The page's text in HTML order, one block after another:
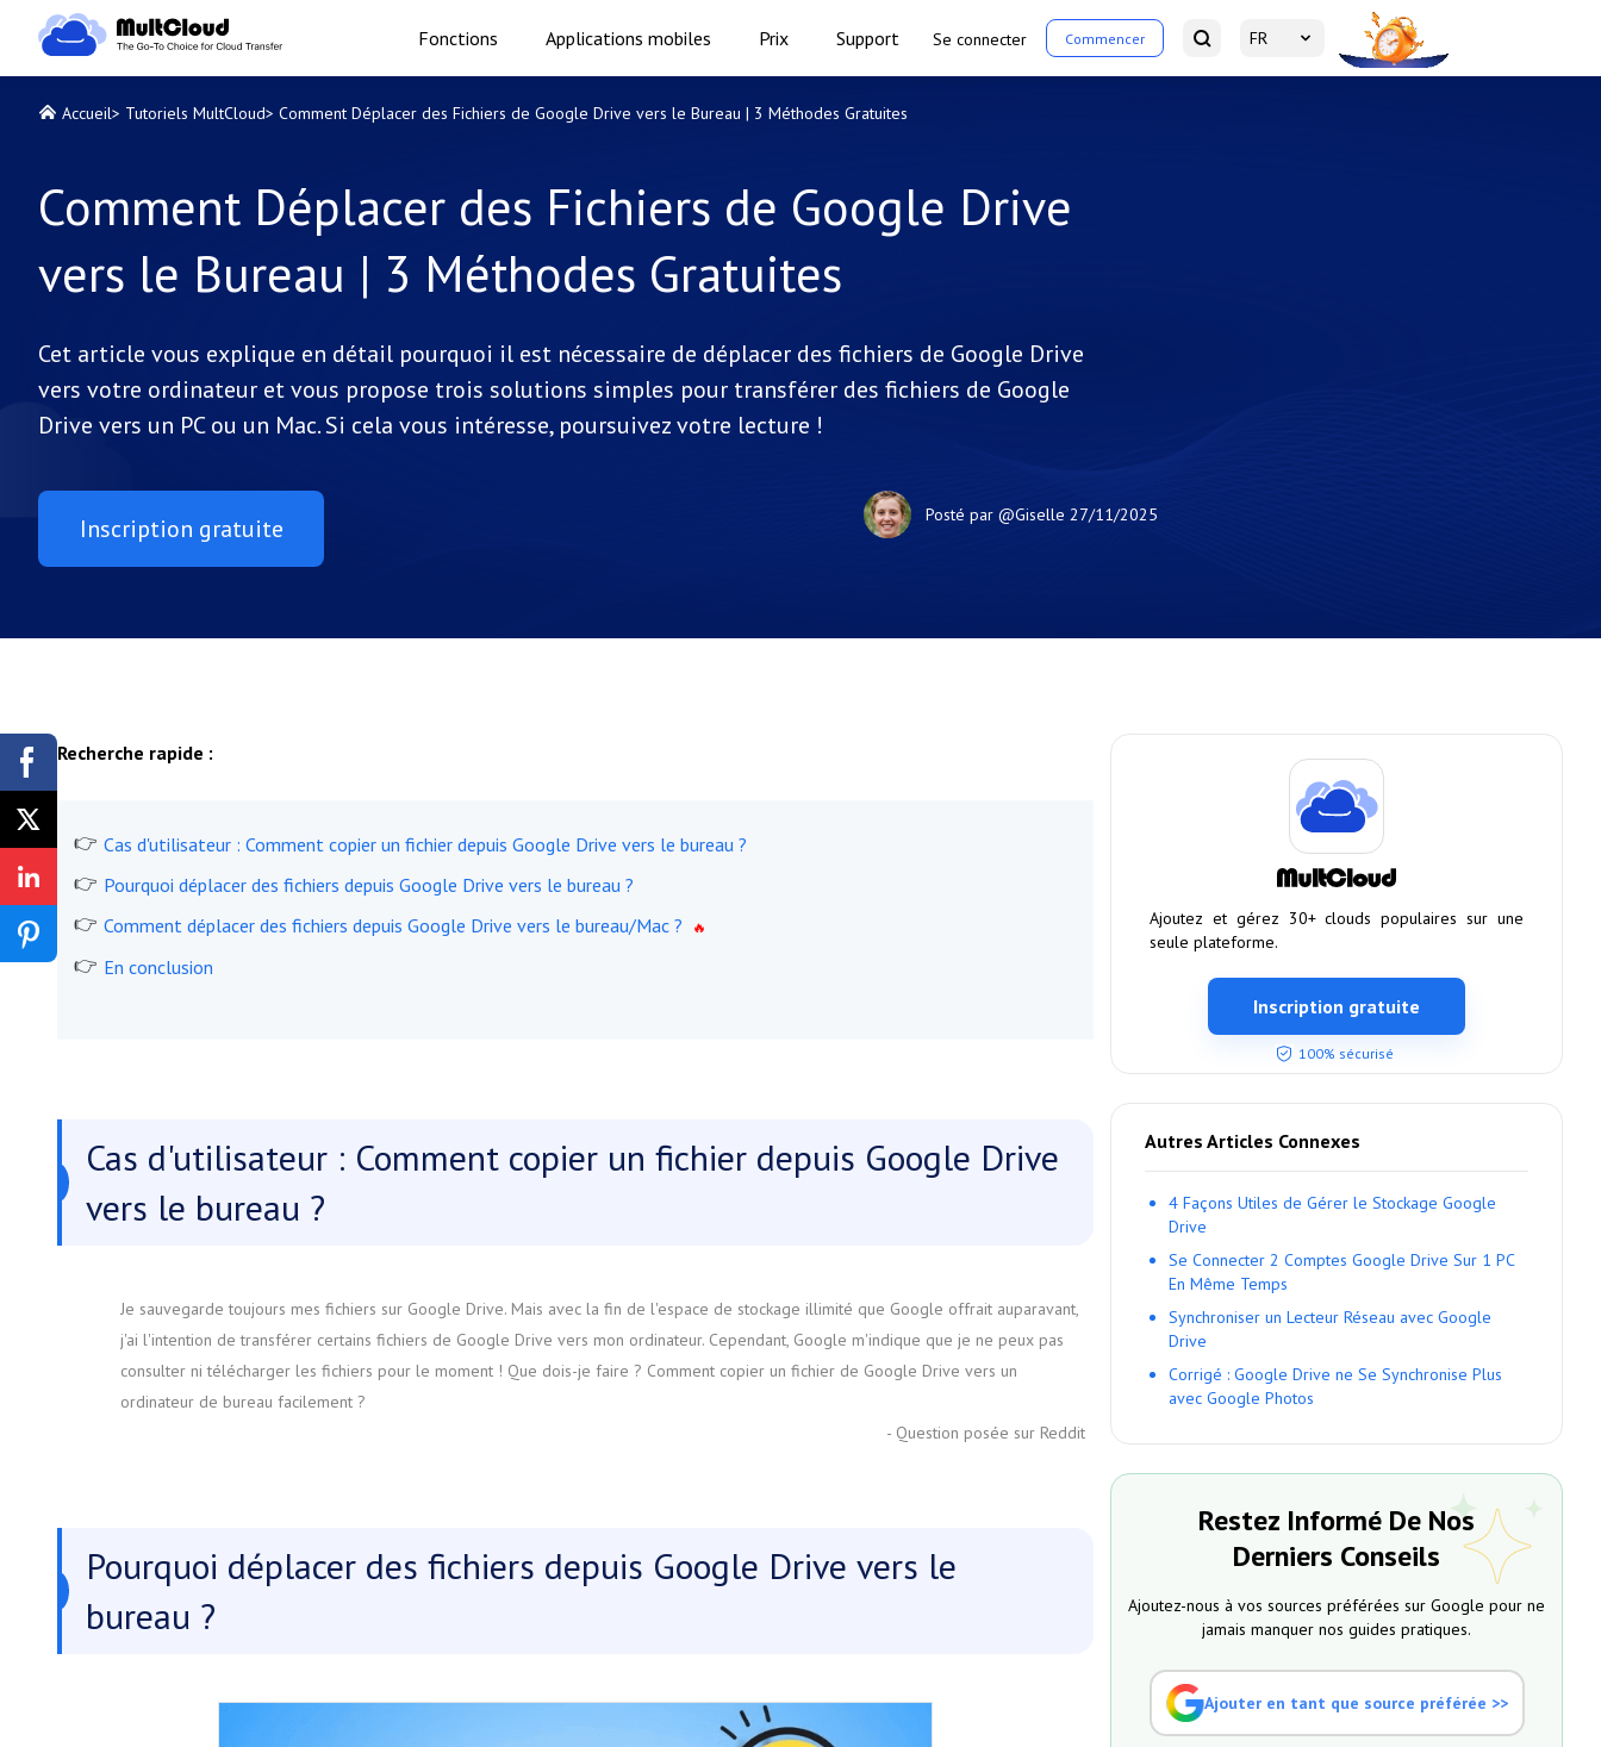
Fonctions Applications mobiles Prix Support Se connecter Commencer FR
Accueil> Tutoriels MultCloud> Comment Déplacer des Fichiers de Google Drive vers le Bureau | 3 Méthodes Gratuites
Comment Déplacer des Fichiers de Google Drive
vers le Bureau | 3 Méthodes Gratuites
Cet article vous explique en détail pourquoi il est nécessaire de déplacer des fichiers de Google Drive
vers votre ordinateur et vous propose trois solutions simples pour transférer des fichiers de Google
Drive vers un PC ou un Mac. Si cela vous intéresse, poursuivez votre lecture !
Inscription gratuite Posté par @Giselle 27/11/2025
Recherche rapide :
Cas d'utilisateur : Comment copier un fichier depuis Google Drive vers le bureau ?
Pourquoi déplacer des fichiers depuis Google Drive vers le bureau ?
Comment déplacer des fichiers depuis Google Drive vers le bureau/Mac ?
En conclusion
Cas d'utilisateur : Comment copier un fichier depuis Google Drive
vers le bureau ?
Je sauvegarde toujours mes fichiers sur Google Drive. Mais avec la fin de l'espace de stockage illimité que Google offrait auparavant,
j'ai l'intention de transférer certains fichiers de Google Drive vers mon ordinateur. Cependant, Google m'indique que je ne peux pas
consulter ni télécharger les fichiers pour le moment ! Que dois-je faire ? Comment copier un fichier de Google Drive vers un
ordinateur de bureau facilement ?
- Question posée sur Reddit
Pourquoi déplacer des fichiers depuis Google Drive vers le
bureau ?
Ajoutez et gérez 30+ clouds populaires sur une
seule plateforme.
Inscription gratuite
100% sécurisé
Autres Articles Connexes
4 Façons Utiles de Gérer le Stockage Google
Drive
Se Connecter 2 Comptes Google Drive Sur 1 PC
En Même Temps
Synchroniser un Lecteur Réseau avec Google
Drive
Corrigé : Google Drive ne Se Synchronise Plus
avec Google Photos
Restez Informé De Nos
Derniers Conseils
Ajoutez-nous à vos sources préférées sur Google pour ne
jamais manquer nos guides pratiques.
Ajouter en tant que source préférée >>